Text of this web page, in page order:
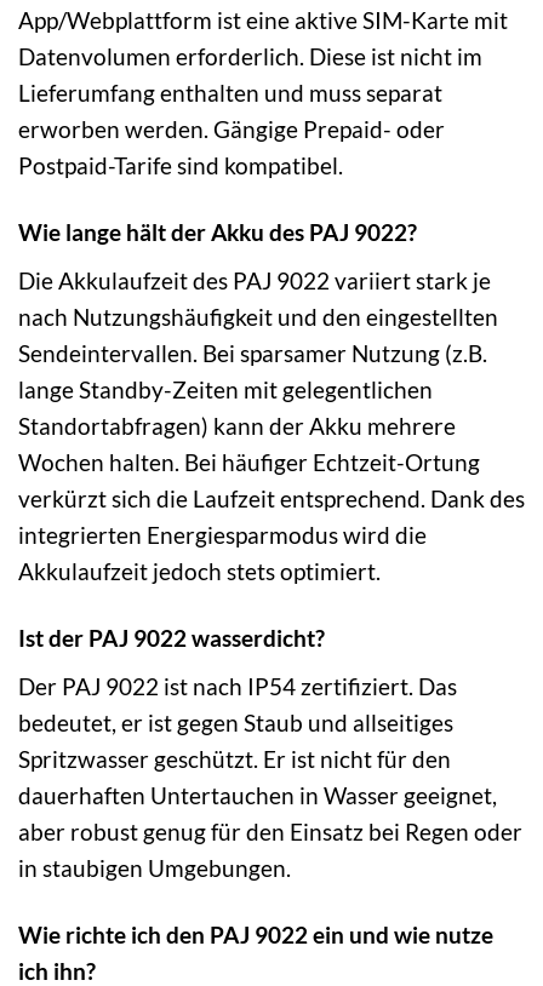
App/Webplattform ist eine aktive SIM-Karte mit
Datenvolumen erforderlich. Diese ist nicht im
Lieferumfang enthalten und muss separat
erworben werden. Gängige Prepaid- oder
Postpaid-Tarife sind kompatibel.
Wie lange hält der Akku des PAJ 9022?
Die Akkulaufzeit des PAJ 9022 variiert stark je
nach Nutzungshäufigkeit und den eingestellten
Sendeintervallen. Bei sparsamer Nutzung (z.B.
lange Standby-Zeiten mit gelegentlichen
Standortabfragen) kann der Akku mehrere
Wochen halten. Bei häufiger Echtzeit-Ortung
verkürzt sich die Laufzeit entsprechend. Dank des
integrierten Energiesparmodus wird die
Akkulaufzeit jedoch stets optimiert.
Ist der PAJ 9022 wasserdicht?
Der PAJ 9022 ist nach IP54 zertifiziert. Das
bedeutet, er ist gegen Staub und allseitiges
Spritzwasser geschützt. Er ist nicht für den
dauerhaften Untertauchen in Wasser geeignet,
aber robust genug für den Einsatz bei Regen oder
in staubigen Umgebungen.
Wie richte ich den PAJ 9022 ein und wie nutze
ich ihn?